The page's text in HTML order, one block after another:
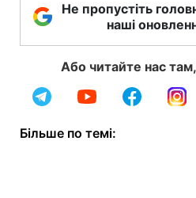
Не пропустіть
наші
Або читайте нас
Більше по темі: